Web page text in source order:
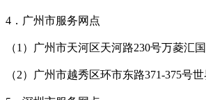
4．广州市服务网点
（1）广州市天河区天河路230号万菱汇
（2）广州市越秀区环市东路371-375号